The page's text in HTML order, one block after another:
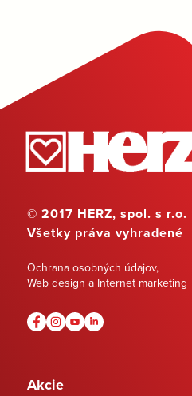
© 2017 HERZ, spol. s r.o.
Všetky práva vyhradené
Ochrana osobných údajov,
Web design a Internet marketing
Akcie